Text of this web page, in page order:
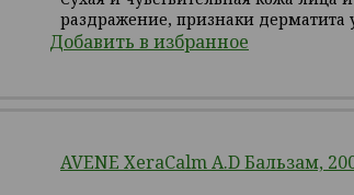
раздражение, признаки дерматита
Добавить в избранное
AVENE XeraCalm A.D Бальзам,